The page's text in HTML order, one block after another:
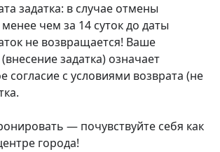
задатка: в случае отмены
чем за 14 суток до даты
не возвращается! Ваше
задатка) означает
согласие с условиями возврата (не
— почувствуйте себя как
города!